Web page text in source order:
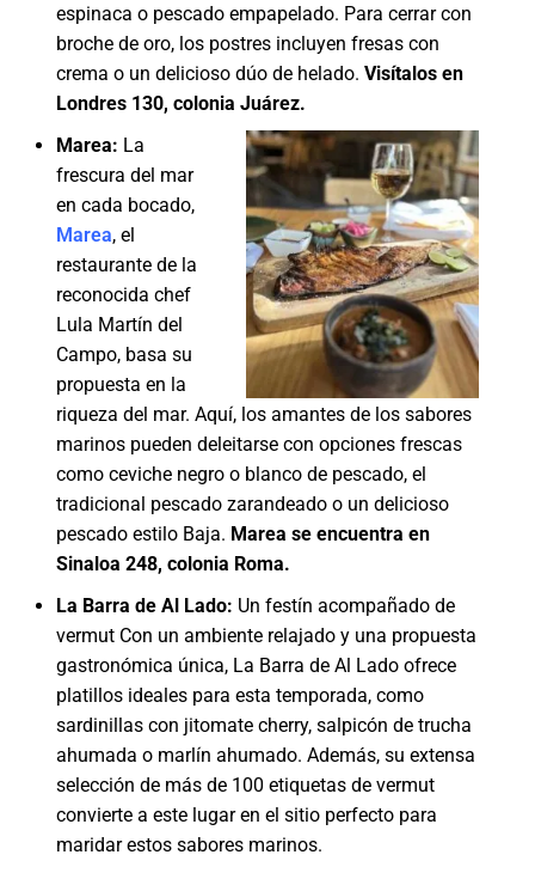
espinaca o pescado empapelado. Para cerrar con
broche de oro, los postres incluyen fresas con
crema o un delicioso dúo de helado.Visítalos en
Londres 130, colonia Juárez.
Marea: La
frescura del mar
en cada bocado,
Marea, el
restaurante de la
reconocida chef
Lula Martín del
Campo, basa su
propuesta en la
riqueza del mar. Aquí, los amantes de los sabores
marinos pueden deleitarse con opciones frescas
como ceviche negro o blanco de pescado, el
tradicional pescado zarandeado o un delicioso
pescado estilo Baja. Marea se encuentra en
Sinaloa 248, colonia Roma.
La Barra de Al Lado: Un festín acompañado de
vermut Con un ambiente relajado y una propuesta
gastronómica única, La Barra de Al Lado ofrece
platillos ideales para esta temporada, como
sardinillas con jitomate cherry, salpicón de trucha
ahumada o marlín ahumado. Además, su extensa
selección de más de 100 etiquetas de vermut
convierte a este lugar en el sitio perfecto para
maridar estos sabores marinos.